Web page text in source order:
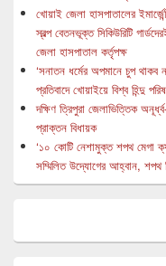
খোয়াই জেলা হাসপাতালের
স্বল্প বেতনভূক্ত সিকিউরিটি
জেলা হাসপাতাল কর্তৃপক্ষ
‘সনাতন ধর্মের অপমানে চুপ
প্রতিবাদে খোয়াইয়ে বিশ্ব হিন্দু
দক্ষিণ ত্রিপুরা জেলাভিত্তিক
প্রাক্তন বিধায়ক
‘১০ কোটি নেশামুক্ত শপথ মেগা
সম্মিলিত উদ্যোগের আহ্বান, শপথ